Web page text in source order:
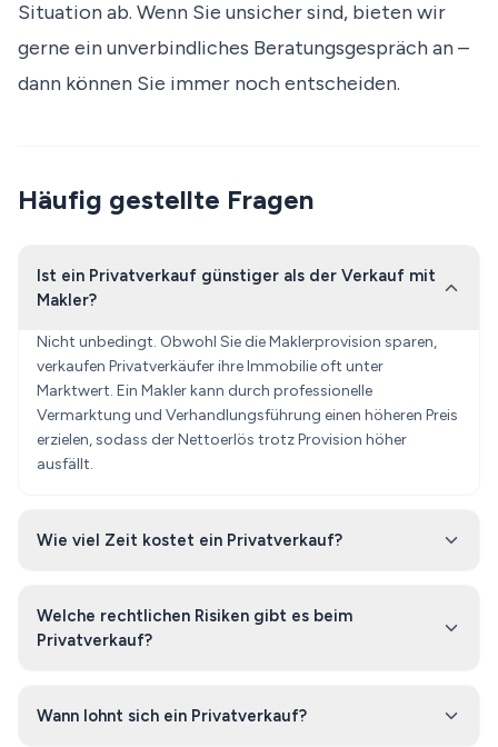
Situation ab. Wenn Sie unsicher sind, bieten wir
gerne ein unverbindliches Beratungsgespräch an –
dann können Sie immer noch entscheiden.
Häufig gestellte Fragen
Ist ein Privatverkauf günstiger als der Verkauf mit
Makler?
Nicht unbedingt. Obwohl Sie die Maklerprovision sparen,
verkaufen Privatverkäufer ihre Immobilie oft unter
Marktwert. Ein Makler kann durch professionelle
Vermarktung und Verhandlungsführung einen höheren Preis
erzielen, sodass der Nettoerlös trotz Provision höher
ausfällt.
Wie viel Zeit kostet ein Privatverkauf?
Welche rechtlichen Risiken gibt es beim
Privatverkauf?
Wann lohnt sich ein Privatverkauf?